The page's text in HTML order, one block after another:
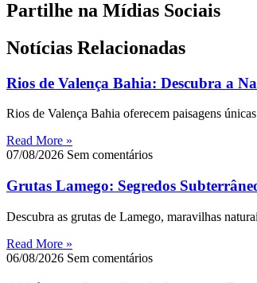
Partilhe na Mídias Sociais
Notícias Relacionadas
Rios de Valença Bahia: Descubra a
Rios de Valença Bahia oferecem paisagens
Read More »
07/08/2026 Sem comentários
Grutas Lamego: Segredos
Descubra as grutas de Lamego, maravilhas
Read More »
06/08/2026 Sem comentários